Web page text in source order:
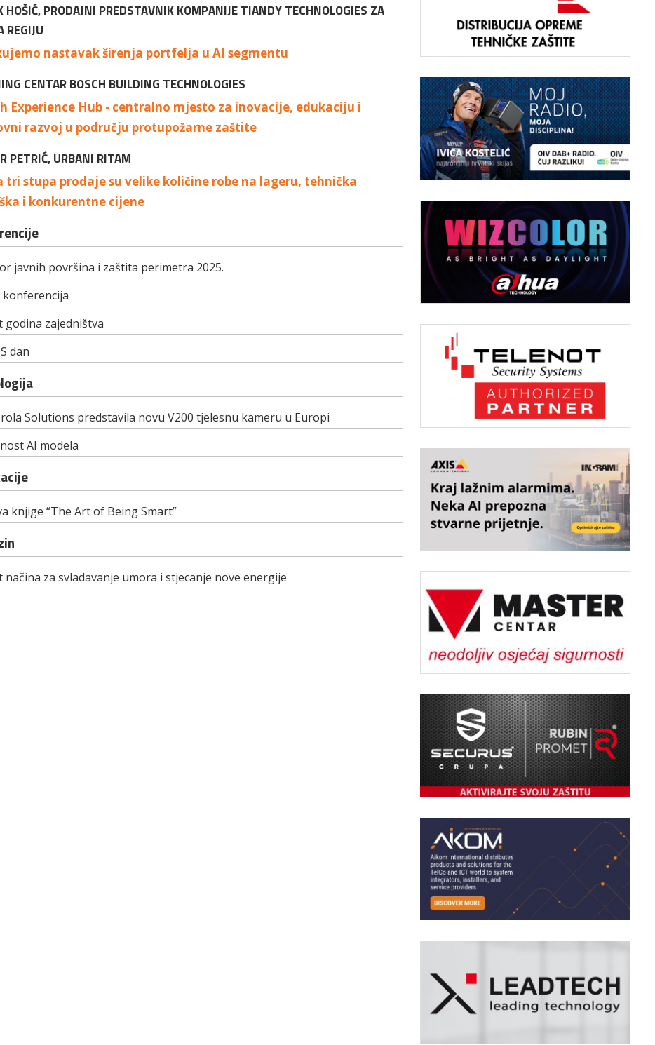
HOŠIĆ, PRODAJNI PREDSTAVNIK KOMPANIJE TIANDY TECHNOLOGIES ZA
REGIJU
nastavak širenja portfelja u AI segmentu
CENTAR BOSCH BUILDING TECHNOLOGIES
Experience Hub - centralno mjesto za inovacije, edukaciju i
razvoj u području protupožarne zaštite
PETRIĆ, URBANI RITAM
tri stupa prodaje su velike količine robe na lageru, tehnička
i konkurentne cijene
javnih površina i zaštita perimetra 2025.
konferencija
godina zajedništva
dan
Solutions predstavila novu V200 tjelesnu kameru u Europi
AI modela
knjige “The Art of Being Smart”
načina za svladavanje umora i stjecanje nove energije